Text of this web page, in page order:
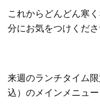
これからどんどん寒
分にお気をつけくださ
来週のランチタイム
込）のメインメニュー